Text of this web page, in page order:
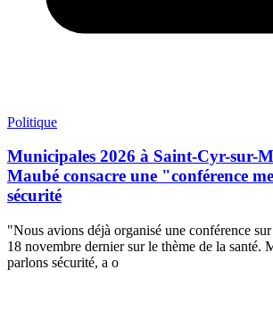
Politique
Municipales 2026 à Saint-Cyr-sur-
Maubé consacre une "conférence
sécurité
"Nous avions déjà organisé une conférence
18 novembre dernier sur le thème de la santé.
parlons sécurité, a o